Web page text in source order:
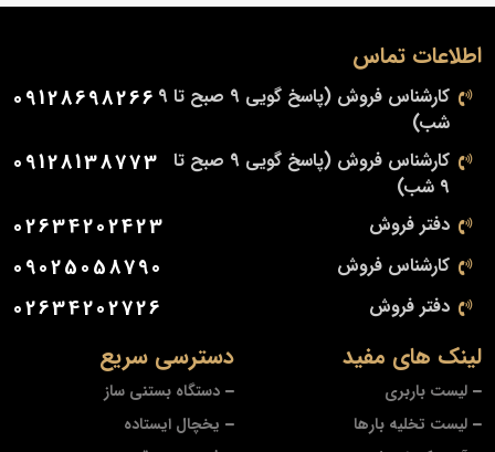
دسترسی سریع
دستگاه بستنی ساز
یخچال ایستاده
لینک های مفید
لیست باربری
لیست تخلیه بارها
اطلاعات تماس
کارشناس فروش (پاسخ گویی 9 صبح تا 9
شب)
09128698266
کارشناس فروش (پاسخ گویی 9 صبح تا
9 شب)
09128138773
دفتر فروش 02634202423
کارشناس فروش 09025058790
دفتر فروش 02634202726